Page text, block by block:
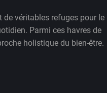
de véritables refuges pour le
Parmi ces havres de
holistique du bien-être.